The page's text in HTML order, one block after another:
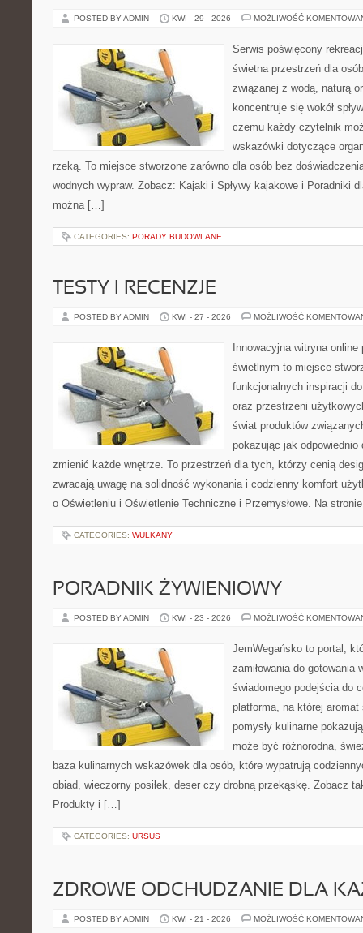
POSTED BY ADMIN KWI - 29 - 2026 MOŻLIWOŚĆ
Serwis poświęcony
świetna przestrzeń dla
związanej z wodą, naturą
koncentruje się wokół
czemu każdy czytelnik
wskazówki dotyczące
rzeką. To miejsce stworzone zarówno dla osób bez
wodnych wypraw. Zobacz: Kajaki i Spływy kajakowe i Poradniki
można […]
CATEGORIES: PORADY BUDOWLANE
TESTY I RECENZJE
POSTED BY ADMIN KWI - 27 - 2026 MOŻLIWOŚĆ
Innowacyjna witryna
świetlnym to miejsce
funkcjonalnych inspiracji
oraz przestrzeni
świat produktów
pokazując jak odpowiednio
zmienić każde wnętrze. To przestrzeń dla tych, którzy cenią
zwracają uwagę na solidność wykonania i codzienny komfort
o Oświetleniu i Oświetlenie Techniczne i Przemysłowe. Na
CATEGORIES: WULKANY
PORADNIK ŻYWIENIOWY
POSTED BY ADMIN KWI - 23 - 2026 MOŻLIWOŚĆ
JemWegańsko to portal,
zamiłowania do gotowania
świadomego podejścia do
platforma, na której
pomysły kulinarne
może być różnorodna,
baza kulinarnych wskazówek dla osób, które wypatrują
obiad, wieczorny posiłek, deser czy drobną przekąskę. Zobacz
Produkty i […]
CATEGORIES: URSUS
ZDROWE ODCHUDZANIE DLA
POSTED BY ADMIN KWI - 21 - 2026 MOŻLIWOŚĆ